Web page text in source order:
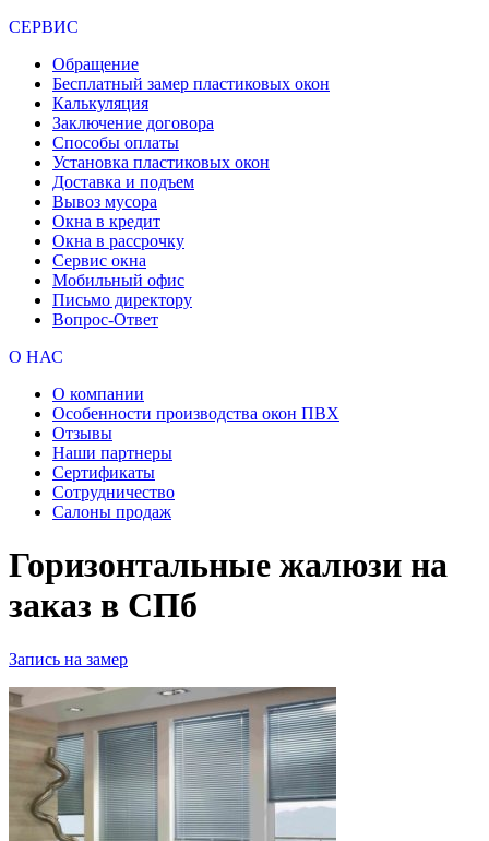
СЕРВИС
Обращение
Бесплатный замер пластиковых окон
Калькуляция
Заключение договора
Способы оплаты
Установка пластиковых окон
Доставка и подъем
Вывоз мусора
Окна в кредит
Окна в рассрочку
Сервис окна
Мобильный офис
Письмо директору
Вопрос-Ответ
О НАС
О компании
Особенности производства окон ПВХ
Отзывы
Наши партнеры
Сертификаты
Сотрудничество
Салоны продаж
Горизонтальные жалюзи на
заказ в СПб
Запись на замер